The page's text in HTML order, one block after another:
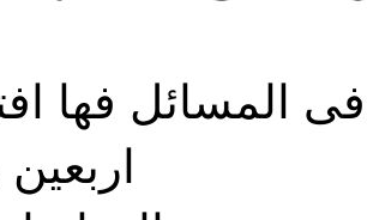
فى المسائل فها